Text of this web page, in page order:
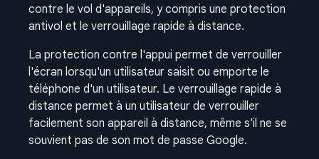
contre le vol d'appareils, y compris une protection
antivol et le verrouillage rapide à distance.
La protection contre l'appui permet de verrouiller
l'écran lorsqu'un utilisateur saisit ou emporte le
téléphone d'un utilisateur. Le verrouillage rapide à
distance permet à un utilisateur de verrouiller
facilement son appareil à distance, même s'il ne se
souvient pas de son mot de passe Google.